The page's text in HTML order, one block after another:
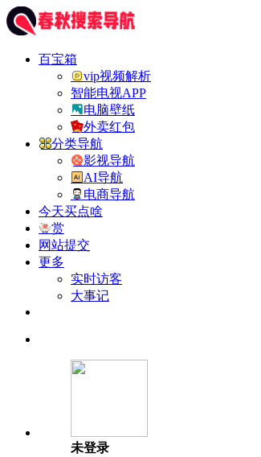
百宝箱
vip视频解析
智能电视APP
电脑壁纸
外卖红包
分类导航
影视导航
AI导航
电商导航
今天买点啥
赏
网站提交
更多
实时访客
大事记
未登录